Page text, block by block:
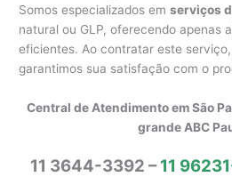
Somos especializados emserviços
natural ou GLP, oferecendo apenas
eficientes. Ao contratar este
garantimos sua satisfação com o
Central de Atendimento em São
grande ABC
11 3644-3392 –11